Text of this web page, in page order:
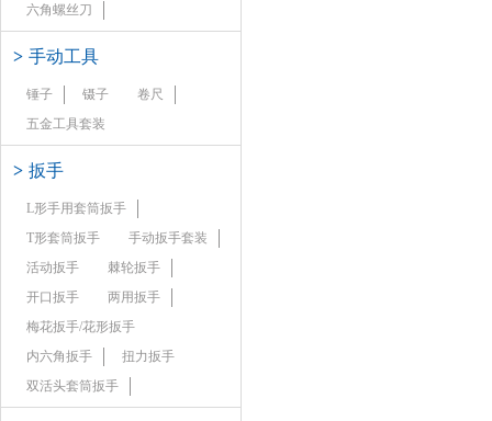
六角螺丝刀
> 手动工具
锤子 镊子
卷尺
五金工具套装
> 扳手
L形手用套筒扳手
T形套筒扳手
手动扳手套装
活动扳手
棘轮扳手
开口扳手
两用扳手
梅花扳手/花形扳手
内六角扳手
扭力扳手
双活头套筒扳手